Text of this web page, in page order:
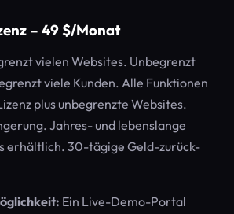
– 49 $/Monat
vielen Websites. Unbegrenzt
viele Kunden. Alle Funktionen
plus unbegrenzte Websites.
Jahres- und lebenslange
erhältlich. 30-tägige Geld-zurück-
Ein Live-Demo-Portal